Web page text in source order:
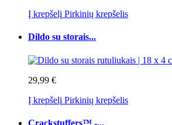
Į krepšelį Pirkinių krepšelis
Dildo su storais...
29,99 €
Į krepšelį Pirkinių krepšelis
Crackstuffers™ -...